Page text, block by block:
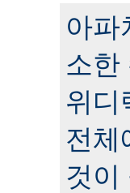
아파
소한
위디
전체
것이